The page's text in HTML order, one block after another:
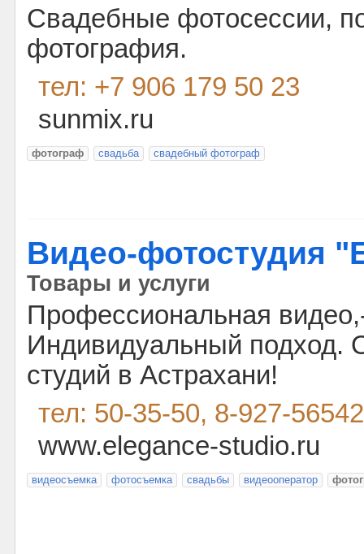
Свадебные фотосессии,
фотография.
тел: +7 906 179 50 23
sunmix.ru
фотограф свадьба свадебный фотограф
Видео-фотостудия
Товары и услуги
Профессиональная
Индивидуальный подход.
студий в Астрахани!
тел: 50-35-50, 8-927-
www.elegance-studio.ru
видеосъемка фотосъемка свадьбы видеооператор